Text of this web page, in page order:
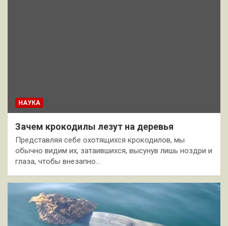
НАУКА
Зачем крокодилы лезут на деревья
Представляя себе охотящихся крокодилов, мы
обычно видим их, затаившихся, высунув лишь ноздри и
глаза, чтобы внезапно…